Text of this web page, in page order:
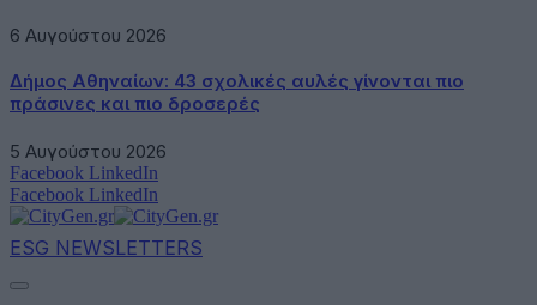
6 Αυγούστου 2026
Δήμος Αθηναίων: 43 σχολικές αυλές γίνονται πιο
πράσινες και πιο δροσερές
5 Αυγούστου 2026
Facebook LinkedIn
Facebook LinkedIn
ESG NEWSLETTERS